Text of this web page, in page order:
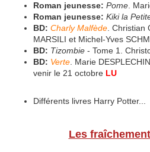
Roman jeunesse: Pome .
Roman jeunesse: Kiki la
BD: Charly Malfède . Christian
MARSILI et Michel-Yves
BD: Tizombie - Tome 1.
BD: Verte . Marie
venir le 21 octobre LU
Différents livres Harry Potter...
Les